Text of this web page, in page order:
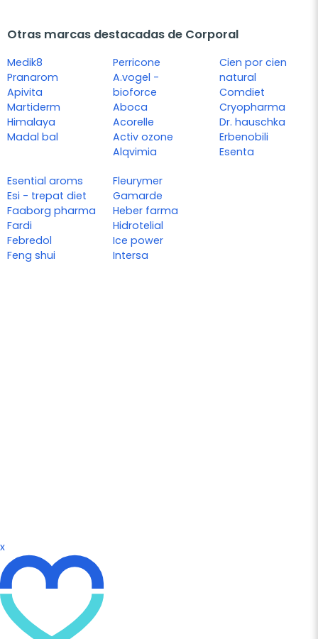
Otras marcas destacadas de Corporal
Medik8
Pranarom
Apivita
Martiderm
Himalaya
Madal bal
Perricone
A.vogel -
bioforce
Aboca
Acorelle
Activ ozone
Alqvimia
Cien por cien
natural
Comdiet
Cryopharma
Dr. hauschka
Erbenobili
Esenta
Esential aroms
Esi - trepat diet
Faaborg pharma
Fardi
Febredol
Feng shui
Fleurymer
Gamarde
Heber farma
Hidrotelial
Ice power
Intersa
x